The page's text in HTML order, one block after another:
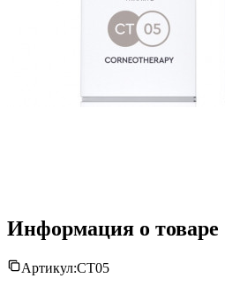
Информация о товаре
Артикул:CT05